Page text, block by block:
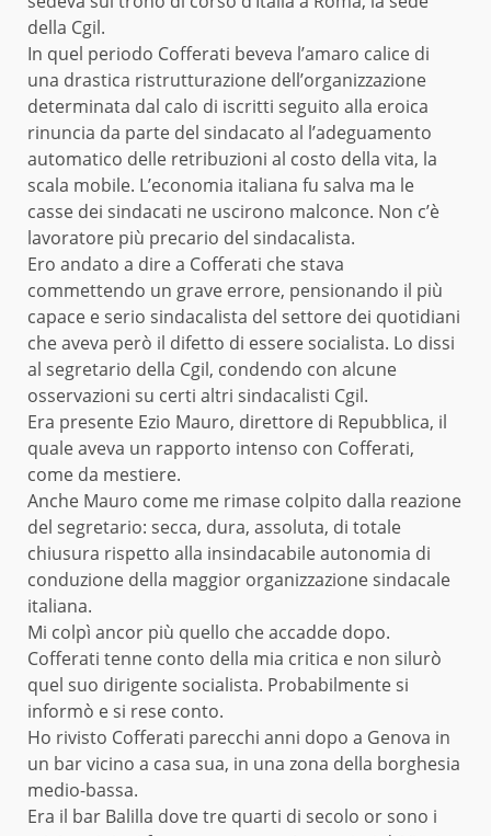
della Cgil.
In quel periodo Cofferati beveva l’amaro calice di
una drastica ristrutturazione dell’organizzazione
determinata dal calo di iscritti seguito alla eroica
rinuncia da parte del sindacato al l’adeguamento
automatico delle retribuzioni al costo della vita, la
scala mobile. L’economia italiana fu salva ma le
casse dei sindacati ne uscirono malconce. Non c’è
lavoratore più precario del sindacalista.
Ero andato a dire a Cofferati che stava
commettendo un grave errore, pensionando il più
capace e serio sindacalista del settore dei quotidiani
che aveva però il difetto di essere socialista. Lo dissi
al segretario della Cgil, condendo con alcune
osservazioni su certi altri sindacalisti Cgil.
Era presente Ezio Mauro, direttore di Repubblica, il
quale aveva un rapporto intenso con Cofferati,
come da mestiere.
Anche Mauro come me rimase colpito dalla reazione
del segretario: secca, dura, assoluta, di totale
chiusura rispetto alla insindacabile autonomia di
conduzione della maggior organizzazione sindacale
italiana.
Mi colpì ancor più quello che accadde dopo.
Cofferati tenne conto della mia critica e non silurò
quel suo dirigente socialista. Probabilmente si
informò e si rese conto.
Ho rivisto Cofferati parecchi anni dopo a Genova in
un bar vicino a casa sua, in una zona della borghesia
medio-bassa.
Era il bar Balilla dove tre quarti di secolo or sono i